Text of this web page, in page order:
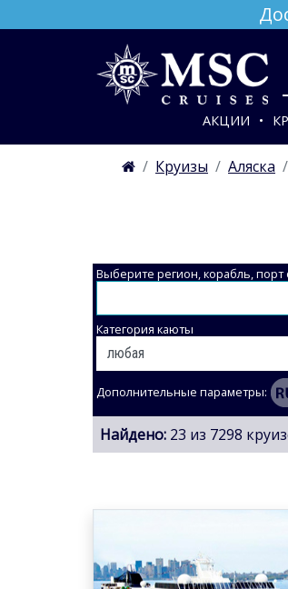
АКЦИИ
Круизы Аляска
Выберите регион, корабль, порт
Категория каюты
Дополнительные параметры:
Найдено: 23 из 7298